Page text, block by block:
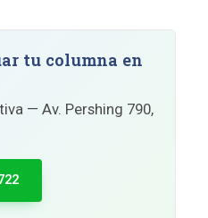
tu columna en
— Av. Pershing 790,